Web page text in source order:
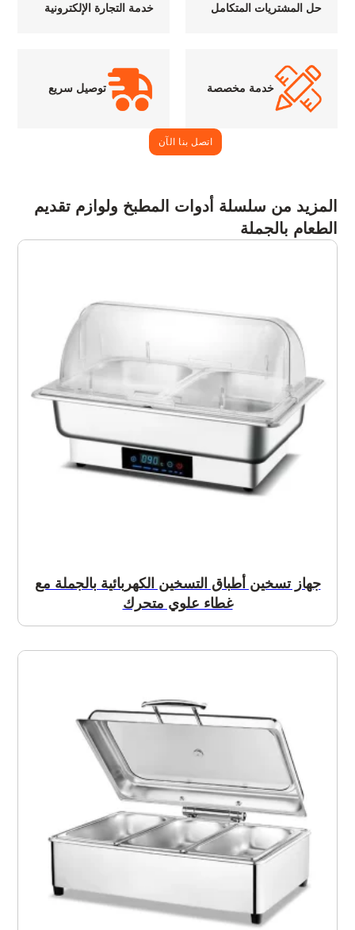
حل المشتريات المتكامل خدمة التجارة الإلكترونية
خدمة مخصصة توصيل سريع
اتصل بنا الآن
المزيد من سلسلة أدوات المطبخ ولوازم تقديم
الطعام بالجملة
جهاز تسخين أطباق التسخين الكهربائية بالجملة مع
غطاء علوي متحرك